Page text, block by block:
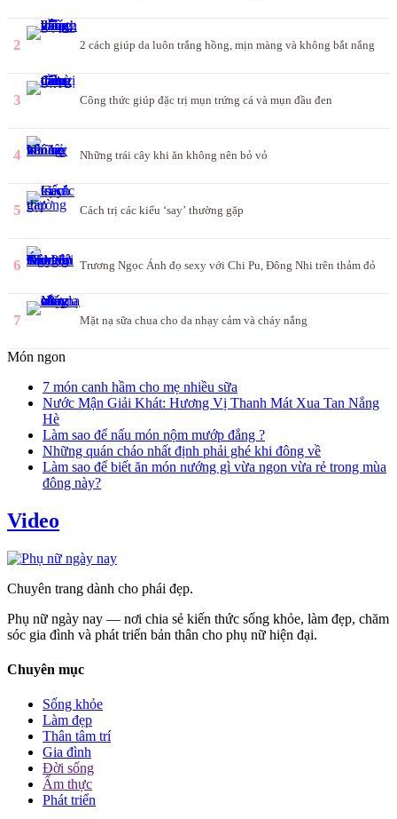
2 2 cách giúp da luôn trắng hồng, mịn màng và không bắt nắng
3 Công thức giúp đặc trị mụn trứng cá và mụn đầu đen
4 Những trái cây khi ăn không nên bỏ vỏ
5 Cách trị các kiểu ‘say’ thường gặp
6 Trương Ngọc Ánh đọ sexy với Chi Pu, Đông Nhi trên thảm đỏ
7 Mặt nạ sữa chua cho da nhạy cảm và cháy nắng
Món ngon
7 món canh hầm cho mẹ nhiều sữa
Nước Mận Giải Khát: Hương Vị Thanh Mát Xua Tan Nắng
Hè
Làm sao để nấu món nộm mướp đắng ?
Những quán cháo nhất định phải ghé khi đông về
Làm sao để biết ăn món nướng gì vừa ngon vừa rẻ trong mùa
đông này?
Video
Chuyên trang dành cho phái đẹp.
Phụ nữ ngày nay — nơi chia sẻ kiến thức sống khỏe, làm đẹp, chăm
sóc gia đình và phát triển bản thân cho phụ nữ hiện đại.
Chuyên mục
Sống khỏe
Làm đẹp
Thân tâm trí
Gia đình
Đời sống
Ẩm thực
Phát triển